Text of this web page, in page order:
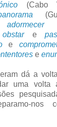
(Cabo
adormecer
obstar e
e
e
dá a
uma volta
nos